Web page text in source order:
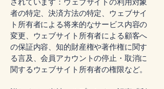
者の特定、決済方法の特定、ウェブサイ
ト所有者による将来的なサービス内容の
変更、ウェブサイト所有者による顧客へ
の保証内容、知的財産権や著作権に関す
る言及、会員アカウントの停止・取消に
関するウェブサイト所有者の権限など。